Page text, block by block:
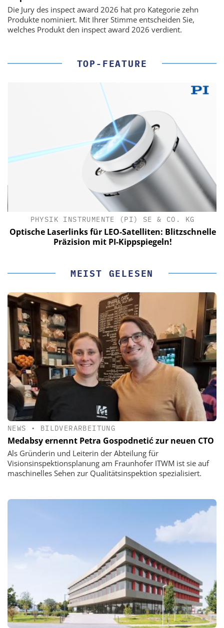
Die Jury des inspect award 2026 hat pro Kategorie zehn
Produkte nominiert. Mit Ihrer Stimme entscheiden Sie,
welches Produkt den inspect award 2026 verdient.
TOP-FEATURE
PHYSIK INSTRUMENTE (PI) SE & CO. KG
Optische Laserlinks für LEO-Satelliten: Blitzschnelle
Präzision mit PI-Kippspiegeln!
MEIST GELESEN
NEWS • BILDVERARBEITUNG
Medabsy ernennt Petra Gospodnetić zur neuen CTO
Als Gründerin und Leiterin der Abteilung für
Visionsinspektionsplanung am Fraunhofer ITWM ist sie auf
maschinelles Sehen zur Qualitätsinspektion spezialisiert.